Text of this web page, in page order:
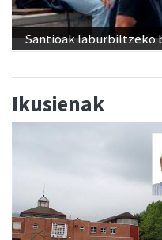
Santioak laburbiltzeko
Ikusienak